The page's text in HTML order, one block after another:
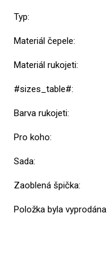
Typ:
Materiál čepele:
Materiál rukojeti:
#sizes_table#:
Barva rukojeti:
Pro koho:
Sada:
Zaoblená špička:
Položka byla vyprodána…